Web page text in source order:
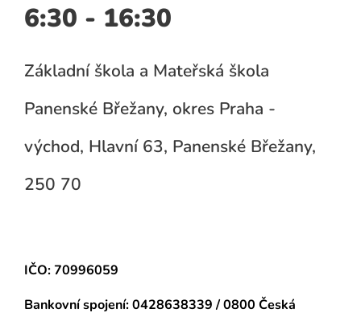
6:30 - 16:30
Základní škola a Mateřská škola
Panenské Břežany, okres Praha -
východ, Hlavní 63, Panenské Břežany,
250 70
IČO: 70996059
Bankovní spojení:0428638339 / 0800 Česká